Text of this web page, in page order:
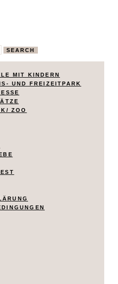
SEARCH
MIT KINDERN
UND FREIZEITPARK
ZOO